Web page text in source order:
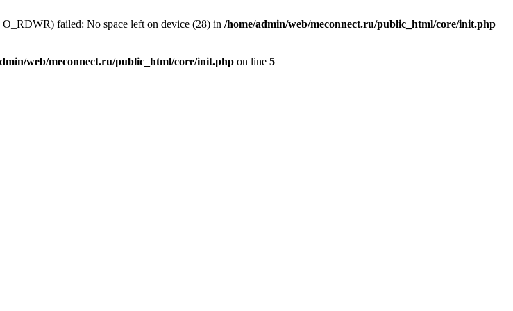
O_RDWR) failed: No space left on device (28) in /home/admin/web/meconnect.ru/public_html/core/init.php
web/meconnect.ru/public_html/core/init.php on line 5